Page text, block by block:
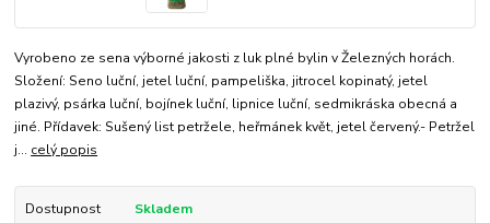
Vyrobeno ze sena výborné jakosti z luk plné bylin v Železných horách.
Složení: Seno luční, jetel luční, pampeliška, jitrocel kopinatý, jetel
plazivý, psárka luční, bojínek luční, lipnice luční, sedmikráska obecná a
jiné. Přídavek: Sušený list petržele, heřmánek květ, jetel červený.- Petržel
j... celý popis
Dostupnost Skladem